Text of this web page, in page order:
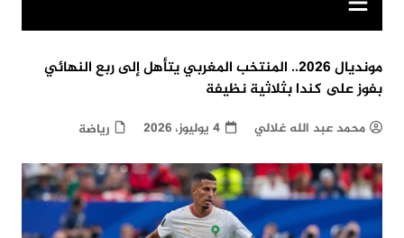
مونديال 2026.. المنتخب المغربي يتأهل إلى ربع النهائي
بفوز على كندا بثلاثية نظيفة
محمد عبد الله غلالي 4 يوليوز، 2026 رياضة